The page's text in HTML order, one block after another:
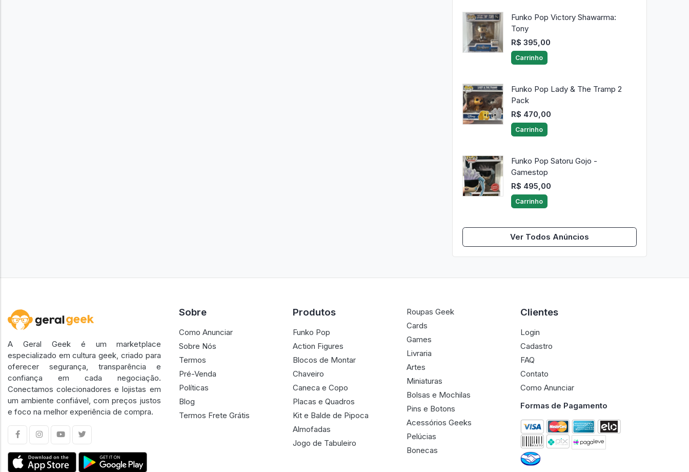
Funko Pop Victory Shawarma:
Tony
R$ 395,00
Carrinho
Funko Pop Lady & The Tramp 2
Pack
R$ 470,00
Carrinho
Funko Pop Satoru Gojo -
Gamestop
R$ 495,00
Carrinho
Ver Todos Anúncios
A Geral Geek é um marketplace
especializado em cultura geek, criado para
oferecer segurança, transparência e
confiança em cada negociação.
Conectamos colecionadores e lojistas em
um ambiente confiável, com preços justos
e foco na melhor experiência de compra.
Sobre
Como Anunciar
Sobre Nós
Termos
Pré-Venda
Políticas
Blog
Termos Frete Grátis
Produtos
Funko Pop
Action Figures
Blocos de Montar
Chaveiro
Caneca e Copo
Placas e Quadros
Kit e Balde de Pipoca
Almofadas
Jogo de Tabuleiro
Roupas Geek
Cards
Games
Livraria
Artes
Miniaturas
Bolsas e Mochilas
Pins e Botons
Acessórios Geeks
Pelúcias
Bonecas
Clientes
Login
Cadastro
FAQ
Contato
Como Anunciar
Formas de Pagamento